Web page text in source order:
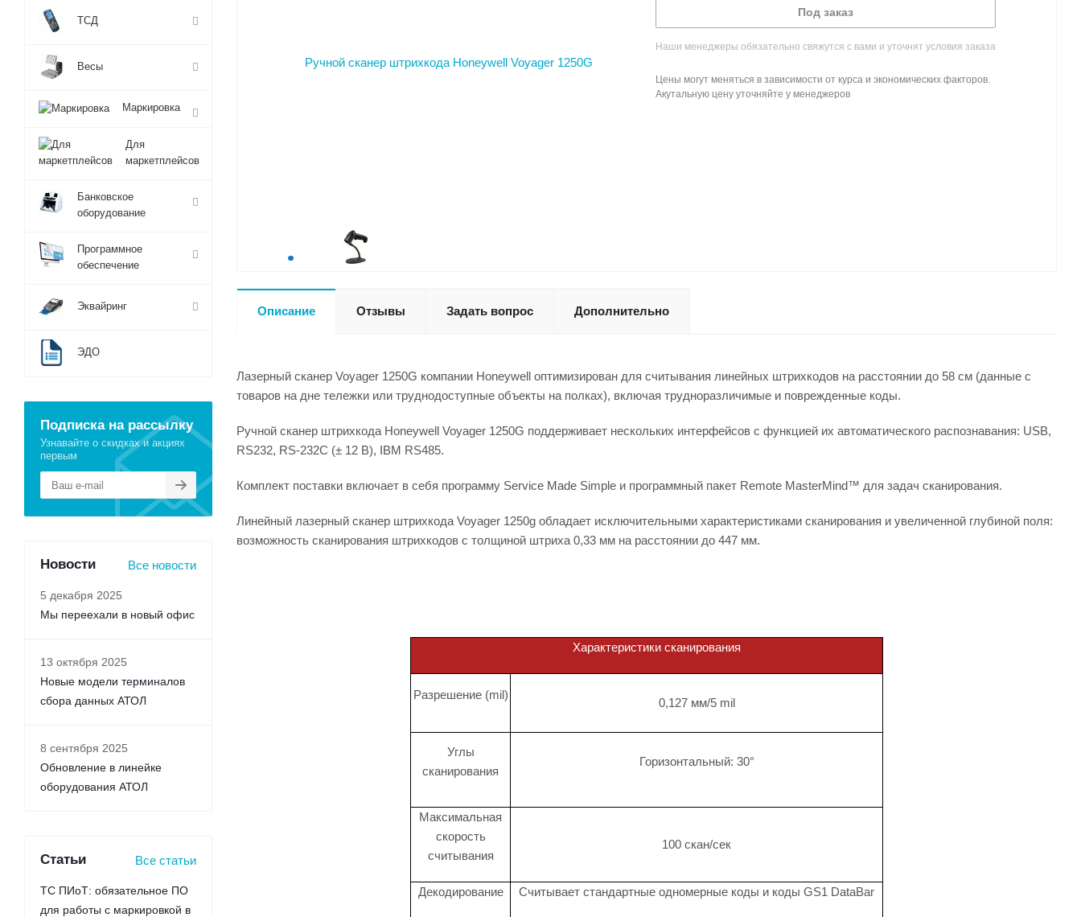
Под заказ
Наши менеджеры обязательно свяжутся с вами и уточнят условия заказа
Цены могут меняться в зависимости от курса и экономических факторов.
Акутальную цену уточняйте у менеджеров
Описание Отзывы Задать вопрос Дополнительно
Лазерный сканер Voyager 1250G компании Honeywell оптимизирован для считывания линейных штрихкодов на расстоянии до 58 см (данные с
товаров на дне тележки или труднодоступные объекты на полках), включая трудноразличимые и поврежденные коды.
Ручной сканер штрихкода Honeywell Voyager 1250G поддерживает нескольких интерфейсов с функцией их автоматического распознавания: USB,
RS232, RS-232C (± 12 В), IBM RS485.
Комплект поставки включает в себя программу Service Made Simple и программный пакет Remote MasterMind™ для задач сканирования.
Линейный лазерный сканер штрихкода Voyager 1250g обладает исключительными характеристиками сканирования и увеличенной глубиной поля:
возможность сканирования штрихкодов с толщиной штриха 0,33 мм на расстоянии до 447 мм.
Характеристики сканирования
Разрешение (mil)
0,127 мм/5 mil
Углы
сканирования
Горизонтальный: 30°
Максимальная
скорость
считывания
100 скан/сек
Декодирование Считывает стандартные одномерные коды и коды GS1 DataBar
ТСД
Весы
Маркировка
Для
маркетплейсов
Банковское
оборудование
Программное
обеспечение
Эквайринг
ЭДО
Подписка на рассылку
Узнавайте о скидках и акциях
первым
Новости Все новости
5 декабря 2025
Мы переехали в новый офис
13 октября 2025
Новые модели терминалов
сбора данных АТОЛ
8 сентября 2025
Обновление в линейке
оборудования АТОЛ
Статьи Все статьи
ТС ПИоТ: обязательное ПО
для работы с маркировкой в